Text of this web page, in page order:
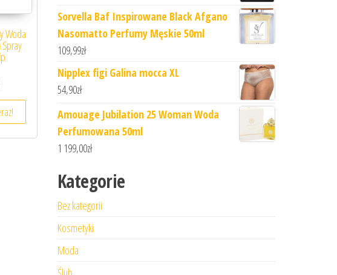
Woda
Sorvella Baf Inspirowane Black Afgano
Nasomatto Perfumy Męskie 50ml
109,99zł
Nipplex figi Galina mocca XL
54,90zł
Amouage Jubilation 25 Woman Woda
Perfumowana 50ml
1 199,00zł
Kategorie
Bez kategorii
Kosmetyki
Moda